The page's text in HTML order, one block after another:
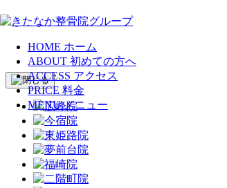
HOME ホーム
ABOUT 初めての方へ
ACCESS アクセス
PRICE 料金
MENU メニュー